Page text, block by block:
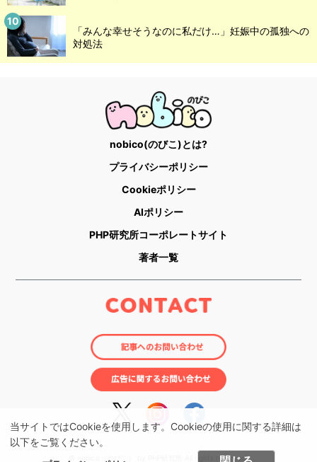
当サイトではCookieを使用します。Cookieの使用に関する詳細は
以下をご覧ください。
「みんな幸せそうなのに私だけ…」妊娠中の孤独への
対処法
nobico(のびこ)とは?
プライバシーポリシー
Cookieポリシー
AIポリシー
PHP研究所コーポレートサイト
著者一覧
© nobico（のびこ） by PHP研究所 All rights reserved.